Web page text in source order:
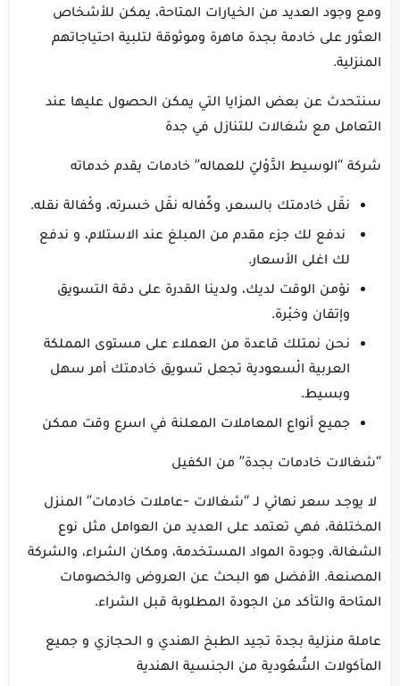
ومع وجود العديد من الخيارات المتاحة، يمكن للأشخاص
العثور على خادمة بجدة ماهرة وموثوقة لتلبية احتياجاتهم
المنزلية.
سنتحدث عن بعض المزايا التي يمكن الحصول عليها عند
التعامل مع شغالات للتنازل في جدة
شركة “الوسيط الدَّوْليّ للعماله” خادمات يقدم خدماته
نقَل خادمتك بالسعر، وكًفاله نقَل خسرته، وكْفالة نقله.
ندفع لك جزء مقدم من المبلغ عند الاستلام، و ندفع
لك اغلى الأسعار.
نؤمن الوقت لديك، ولدينا القدرة على دقة التسويق
وإتقان وخبْرة.
نحن نمتلك قاعدة من العملاء على مستوى المملكة
العربية الْسعودية تجعل تسويق خادمتك أمر سهل
وبسيط.
جميع أنواع المعاملات المعلنة في اسرع وقت ممكن
“شغالات خادمات بجدة” من الكفيل
لا يوجـد سعر نهائي لـ “شغالات -عاملات خادمات” المنزل
المختلفة، فهي تعتمد على العديد من العوامل مثل نوع
الشغالة، وجودة المواد المستخدمة، ومكان الشراء، والشركة
المصنعة. الأفضل هو البحث عن العروض والخصومات
المتاحة والتأكد من الجودة المطلوبة قبل الشراء.
عاملة منزلية بجدة تجيد الطبخ الهندي و الحجازي و جميع
المأكولات السُّعُودية من الجنسية الهندية